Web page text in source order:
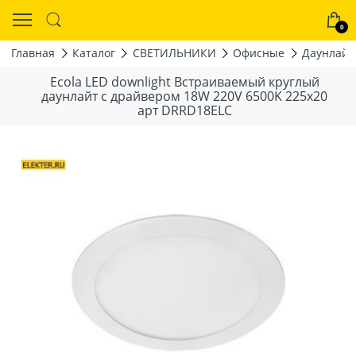
0
Главная Каталог СВЕТИЛЬНИКИ Офисные
Ecola LED downlight Встраиваемый круглый
даунлайт с драйвером 18W 220V 6500K 225x20
арт DRRD18ELC